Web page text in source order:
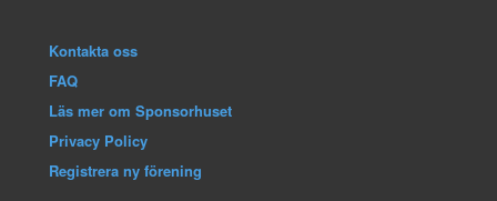
Kontakta oss
FAQ
Läs mer om Sponsorhuset
Privacy Policy
Registrera ny förening